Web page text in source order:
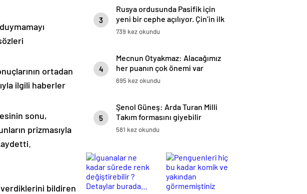
ortadan
ilgili haberler
sonu,
prizmasıyla
verdiklerini bildiren
3
Rusya ordusunda Pasifik için
yeni bir cephe açılıyor. Çin’in ilk
tepkisi!
739 kez okundu
4
Mecnun Otyakmaz: Alacağımız
her puanın çok önemi var
695 kez okundu
5
Şenol Güneş: Arda Turan Milli
Takım formasını giyebilir
581 kez okundu